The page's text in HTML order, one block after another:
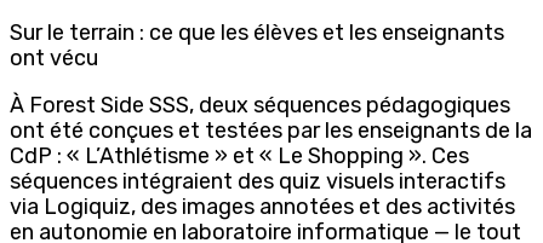
Sur le terrain : ce que les élèves et les enseignants
ont vécu
À Forest Side SSS, deux séquences pédagogiques
ont été conçues et testées par les enseignants de la
CdP : « L’Athlétisme » et « Le Shopping ». Ces
séquences intégraient des quiz visuels interactifs
via Logiquiz, des images annotées et des activités
en autonomie en laboratoire informatique — le tout